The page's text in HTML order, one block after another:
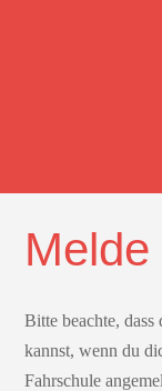
Bitte beachte,
kannst, wenn du
Fahrschule